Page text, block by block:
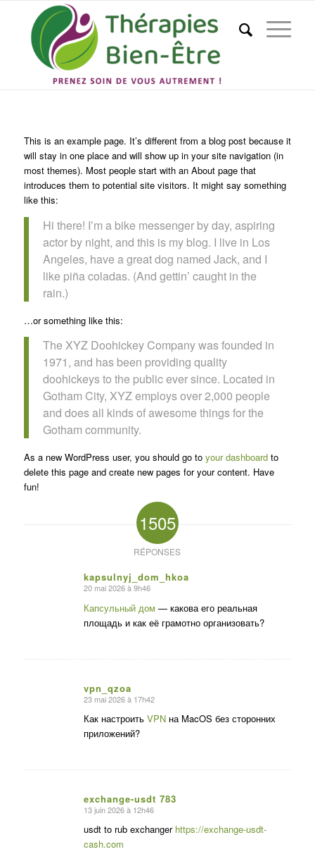
This is an example page. It’s different from a blog post because it
will stay in one place and will show up in your site navigation (in
most themes). Most people start with an About page that
introduces them to potential site visitors. It might say something
like this:
Hi there! I’m a bike messenger by day, aspiring
actor by night, and this is my blog. I live in Los
Angeles, have a great dog named Jack, and I
like piña coladas. (And gettin’ caught in the
rain.)
…or something like this:
The XYZ Doohickey Company was founded in
1971, and has been providing quality
doohickeys to the public ever since. Located in
Gotham City, XYZ employs over 2,000 people
and does all kinds of awesome things for the
Gotham community.
As a new WordPress user, you should go to your dashboardto
delete this page and create new pages for your content. Have
fun!
1505
RÉPONSES
kapsulnyj_dom_hkoa
dit
20 mai 2026 à 9h46
Капсульный дом — какова его реальная
площадь и как её грамотно организовать?
vpn_qzoa
dit
23 mai 2026 à 17h42
Как настроить VPNна MacOS без сторонних
приложений?
exchange-usdt 783
dit
13 juin 2026 à 12h46
usdt to rub exchanger https://exchange-usdt-
cash.com